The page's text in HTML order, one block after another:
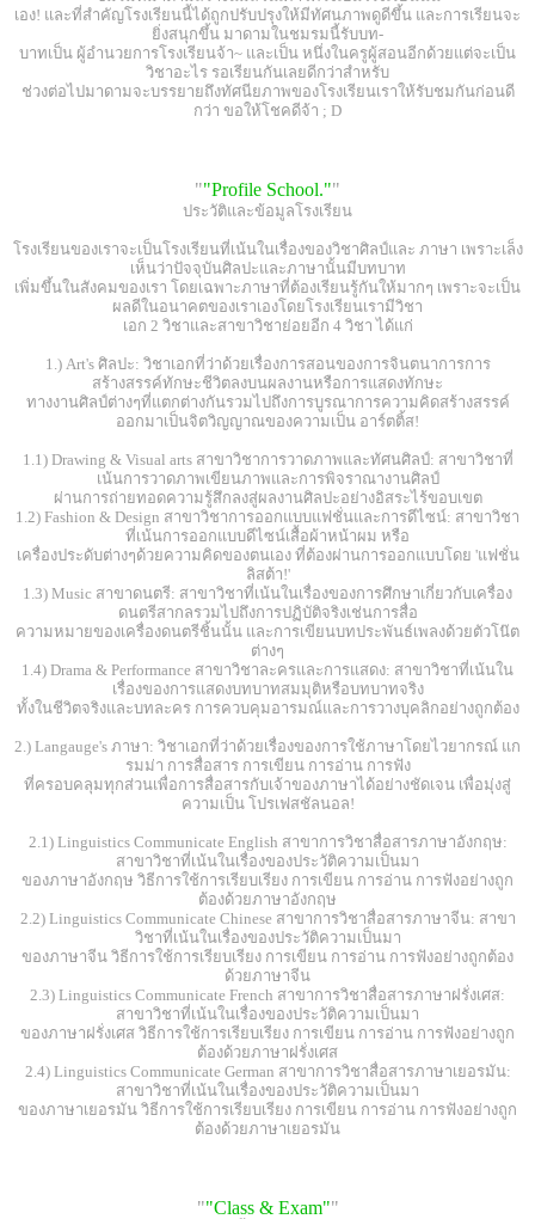
เอง! และที่สำคัญโรงเรียนนี้ได้ถูกปรับปรุงให้มีทัศนภาพดูดีขึ้น และการเรียนจะ
ยิ่งสนุกขึ้น มาดามในชมรมนี้รับบท-
บาทเป็น ผู้อำนวยการโรงเรียนจ้า~ และเป็น หนึ่งในครูผู้สอนอีกด้วยแต่จะเป็น
วิชาอะไร รอเรียนกันเลยดีกว่าสำหรับ
ช่วงต่อไปมาดามจะบรรยายถึงทัศนียภาพของโรงเรียนเราให้รับชมกันก่อนดี
กว่า ขอให้โชคดีจ้า ; D
""Profile School.""
ประวัติและข้อมูลโรงเรียน
โรงเรียนของเราจะเป็นโรงเรียนที่เน้นในเรื่องของวิชาศิลป์และ ภาษา เพราะเล็ง
เห็นว่าปัจจุบันศิลปะและภาษานั้นมีบทบาท
เพิ่มขึ้นในสังคมของเรา โดยเฉพาะภาษาที่ต้องเรียนรู้กันให้มากๆ เพราะจะเป็น
ผลดีในอนาคตของเราเองโดยโรงเรียนเรามีวิชา
เอก 2 วิชาและสาขาวิชาย่อยอีก 4 วิชา ได้แก่
1.) Art's ศิลปะ: วิชาเอกที่ว่าด้วยเรื่องการสอนของการจินตนาการการ
สร้างสรรค์ทักษะชีวิตลงบนผลงานหรือการแสดงทักษะ
ทางงานศิลป์ต่างๆที่แตกต่างกันรวมไปถึงการบูรณาการความคิดสร้างสรรค์
ออกมาเป็นจิตวิญญาณของความเป็น อาร์ตติ้ส!
1.1) Drawing & Visual arts สาขาวิชาการวาดภาพและทัศนศิลป์: สาขาวิชาที่
เน้นการวาดภาพเขียนภาพและการพิจราณางานศิลป์
ผ่านการถ่ายทอดความรู้สึกลงสู่ผลงานศิลปะอย่างอิสระไร้ขอบเขต
1.2) Fashion & Design สาขาวิชาการออกแบบแฟชั่นและการดีไซน์: สาขาวิชา
ที่เน้นการออกแบบดีไซน์เสื้อผ้าหน้าผม หรือ
เครื่องประดับต่างๆด้วยความคิดของตนเอง ที่ต้องผ่านการออกแบบโดย 'แฟชั่น
ลิสต้า!'
1.3) Music สาขาดนตรี: สาขาวิชาที่เน้นในเรื่องของการศึกษาเกี่ยวกับเครื่อง
ดนตรีสากลรวมไปถึงการปฏิบัติจริงเช่นการสื่อ
ความหมายของเครื่องดนตรีชิ้นนั้น และการเขียนบทประพันธ์เพลงด้วยตัวโน๊ต
ต่างๆ
1.4) Drama & Performance สาขาวิชาละครและการแสดง: สาขาวิชาที่เน้นใน
เรื่องของการแสดงบทบาทสมมุติหรือบทบาทจริง
ทั้งในชีวิตจริงและบทละคร การควบคุมอารมณ์และการวางบุคลิกอย่างถูกต้อง
2.) Langauge's ภาษา: วิชาเอกที่ว่าด้วยเรื่องของการใช้ภาษาโดยไวยากรณ์ แก
รมม่า การสื่อสาร การเขียน การอ่าน การฟัง
ที่ครอบคลุมทุกส่วนเพื่อการสื่อสารกับเจ้าของภาษาได้อย่างชัดเจน เพื่อมุ่งสู่
ความเป็น โปรเฟสชัลนอล!
2.1) Linguistics Communicate English สาขาการวิชาสื่อสารภาษาอังกฤษ:
สาขาวิชาที่เน้นในเรื่องของประวัติความเป็นมา
ของภาษาอังกฤษ วิธีการใช้การเรียบเรียง การเขียน การอ่าน การฟังอย่างถูก
ต้องด้วยภาษาอังกฤษ
2.2) Linguistics Communicate Chinese สาขาการวิชาสื่อสารภาษาจีน: สาขา
วิชาที่เน้นในเรื่องของประวัติความเป็นมา
ของภาษาจีน วิธีการใช้การเรียบเรียง การเขียน การอ่าน การฟังอย่างถูกต้อง
ด้วยภาษาจีน
2.3) Linguistics Communicate French สาขาการวิชาสื่อสารภาษาฝรั่งเศส:
สาขาวิชาที่เน้นในเรื่องของประวัติความเป็นมา
ของภาษาฝรั่งเศส วิธีการใช้การเรียบเรียง การเขียน การอ่าน การฟังอย่างถูก
ต้องด้วยภาษาฝรั่งเศส
2.4) Linguistics Communicate German สาขาการวิชาสื่อสารภาษาเยอรมัน:
สาขาวิชาที่เน้นในเรื่องของประวัติความเป็นมา
ของภาษาเยอรมัน วิธีการใช้การเรียบเรียง การเขียน การอ่าน การฟังอย่างถูก
ต้องด้วยภาษาเยอรมัน
""Class & Exam""